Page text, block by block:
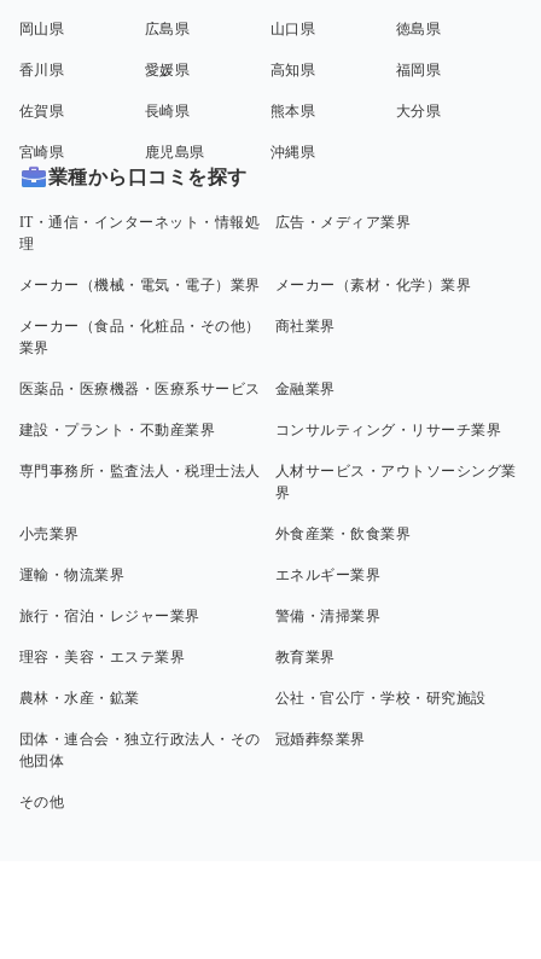
岡山県 広島県 山口県 徳島県
香川県 愛媛県 高知県 福岡県
佐賀県 長崎県 熊本県 大分県
宮崎県 鹿児島県 沖縄県
業種から口コミを探す
IT・通信・インターネット・情報処
理
広告・メディア業界
メーカー（機械・電気・電子）業界 メーカー（素材・化学）業界
メーカー（食品・化粧品・その他）
業界
商社業界
医薬品・医療機器・医療系サービス 金融業界
建設・プラント・不動産業界 コンサルティング・リサーチ業界
専門事務所・監査法人・税理士法人
人材サービス・アウトソーシング業
界
小売業界 外食産業・飲食業界
運輸・物流業界 エネルギー業界
旅行・宿泊・レジャー業界 警備・清掃業界
理容・美容・エステ業界 教育業界
農林・水産・鉱業 公社・官公庁・学校・研究施設
団体・連合会・独立行政法人・その
他団体
冠婚葬祭業界
その他